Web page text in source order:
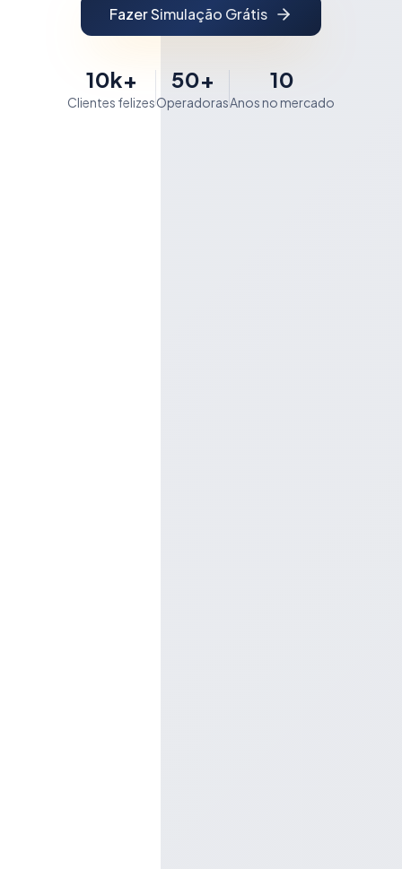
Fazer Simulação Grátis
10k+
Clientes felizes
50+
Operadoras
10
Anos no mercado